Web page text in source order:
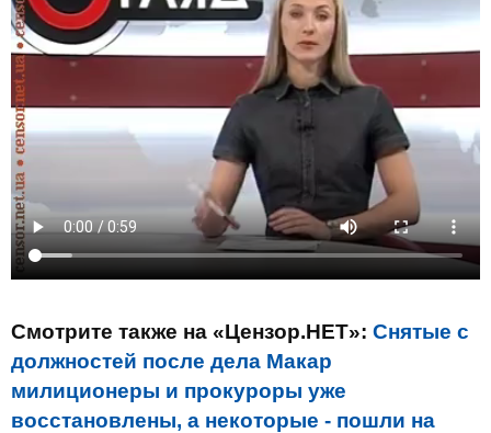
Смотрите также на «Цензор.НЕТ»: Снятые с
должностей после дела Макар
милиционеры и прокуроры уже
восстановлены, а некоторые - пошли на